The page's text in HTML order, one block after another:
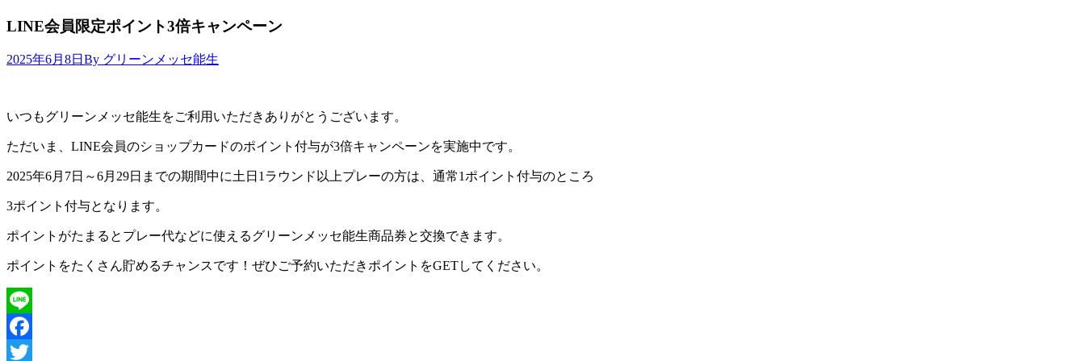
LINE会員限定ポイント3倍キャンペーン
2025年6月8日 By グリーンメッセ能生
いつもグリーンメッセ能生をご利用いただきありがとうございます。
ただいま、LINE会員のショップカードのポイント付与が3倍キャンペーンを実施中です。
2025年6月7日～6月29日までの期間中に土日1ラウンド以上プレーの方は、通常1ポイント付与のところ
3ポイント付与となります。
ポイントがたまるとプレー代などに使えるグリーンメッセ能生商品券と交換できます。
ポイントをたくさん貯めるチャンスです！ぜひご予約いただきポイントをGETしてください。
Line
Facebook